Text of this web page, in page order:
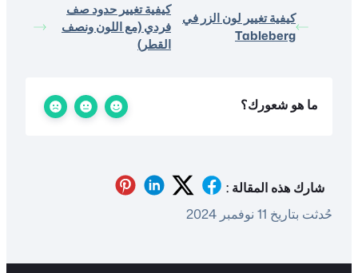
كيفية تغيير لون الزر في
Tableberg
كيفية تغيير حدود صف
فردي (مع اللون ونصف
القطر)
ما هو شعورك؟
شارك هذه المقالة :
حُدثت بتاريخ 11 نوفمبر 2024